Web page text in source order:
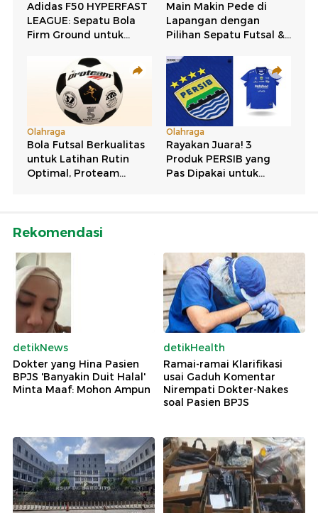
Rekomendasi
detikNews
Dokter yang Hina Pasien
BPJS 'Banyakin Duit Halal'
Minta Maaf: Mohon Ampun
detikHealth
Ramai-ramai Klarifikasi
usai Gaduh Komentar
Nirempati Dokter-Nakes
soal Pasien BPJS